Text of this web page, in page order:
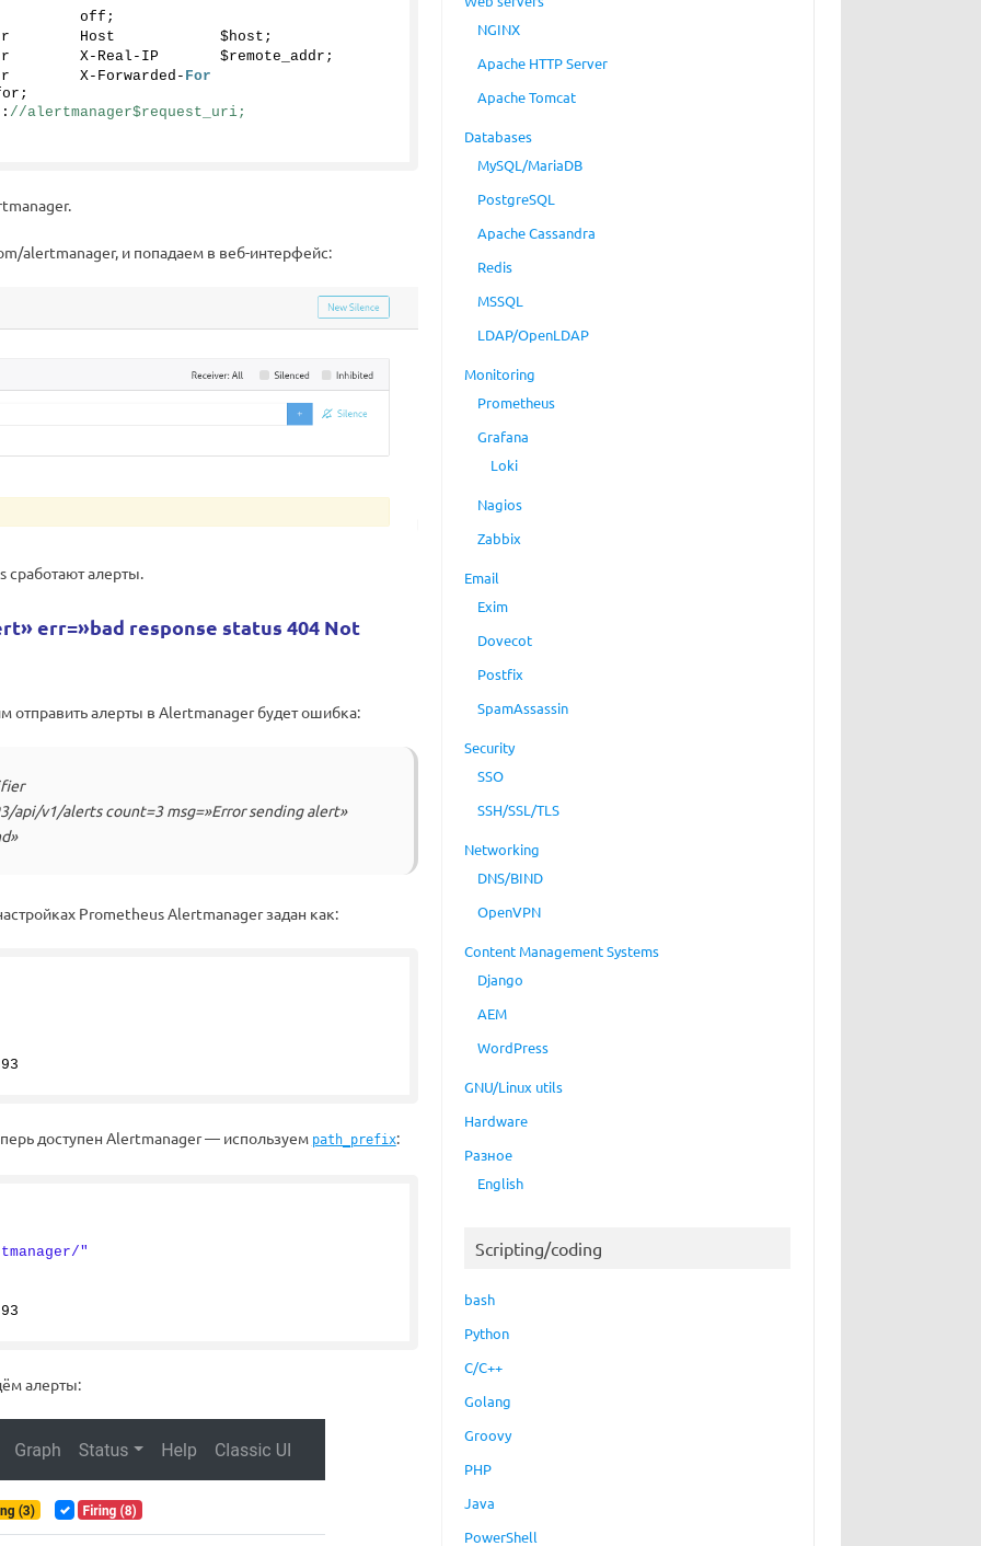
off;
Host            $host;
X-Real-IP       $remote_addr;
X-Forwarded-
For
//alertmanager$request_uri;
alertmanager, и попадаем в веб-интерфейс:
сработают алерты.
err=»bad response status 404 Not
отправить алерты в Alertmanager будет ошибка:
v1/alerts count=3 msg=»Error sending alert»
Prometheus Alertmanager задан как:
доступен Alertmanager — используем path_prefix:
"
алерты:
NGINX
Apache HTTP Server
Apache Tomcat
Databases
MySQL/MariaDB
PostgreSQL
Apache Cassandra
Redis
MSSQL
LDAP/OpenLDAP
Monitoring
Prometheus
Grafana
Loki
Nagios
Zabbix
Email
Exim
Dovecot
Postfix
SpamAssassin
Security
SSO
SSH/SSL/TLS
Networking
DNS/BIND
OpenVPN
Content Management Systems
Django
AEM
WordPress
GNU/Linux utils
Hardware
Разное
English
Scripting/coding
bash
Python
C/C++
Golang
Groovy
PHP
Java
PowerShell